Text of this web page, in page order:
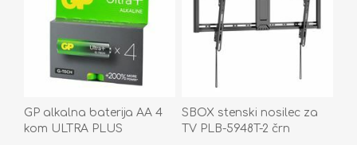
GP alkalna baterija AA 4
kom ULTRA PLUS
SBOX stenski nosilec za
TV PLB-5948T-2 črn